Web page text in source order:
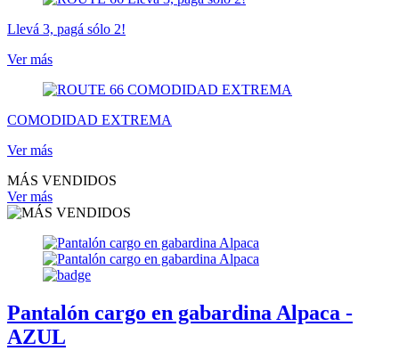
Llevá 3, pagá sólo 2!
Ver más
COMODIDAD EXTREMA
Ver más
MÁS VENDIDOS
Ver más
Pantalón cargo en gabardina Alpaca -
AZUL